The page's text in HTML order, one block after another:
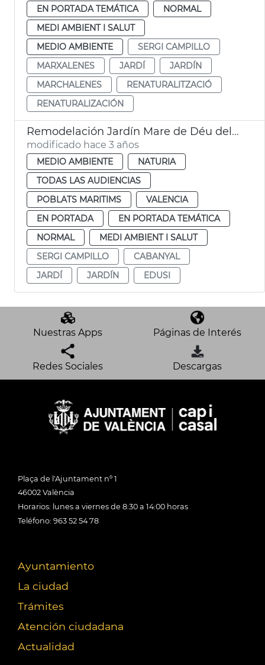
EN PORTADA TEMÁTICA
NORMAL
MEDI AMBIENT I SALUT
MEDIO AMBIENTE
SERGI CAMPILLO
MARXALENES
JARDÍ
JARDÍN
MARCHALENES
RENATURALITZACIÓ
RENATURALIZACIÓN
Remodelación Jardín Mare de Déu del Castell
modificado hace 3 años
MEDIO AMBIENTE
NATURIA
TODAS LAS AUDIENCIAS
POBLATS MARITIMS
VALENCIA
EN PORTADA
EN PORTADA TEMÁTICA
NORMAL
MEDI AMBIENT I SALUT
SERGI CAMPILLO
CABANYAL
JARDÍ
JARDÍN EDUSI
Nuestras Apps Páginas de Interés
Redes Sociales Descargas
Plaça de l'Ajuntament nº 1
46002 València
Horarios: lunes a viernes de 8:30 a 14:00 horas
Teléfono: 963 52 54 78
Ayuntamiento
La ciudad
Trámites
Atención ciudadana
Actualidad